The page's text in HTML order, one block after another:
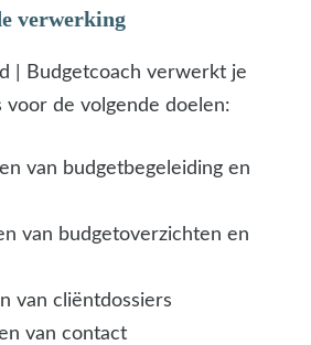
verwerking
| Budgetcoach verwerkt je
voor de volgende doelen:
van budgetbegeleiding en
van budgetoverzichten en
van cliëntdossiers
van contact